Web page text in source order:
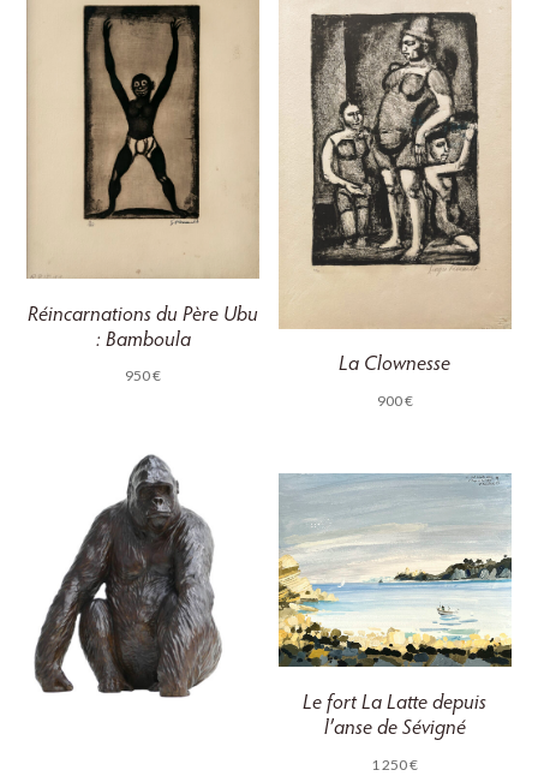
Réincarnations du Père Ubu
: Bamboula
950€ La Clownesse
900€
Le fort La Latte depuis
l’anse de Sévigné
1 250€